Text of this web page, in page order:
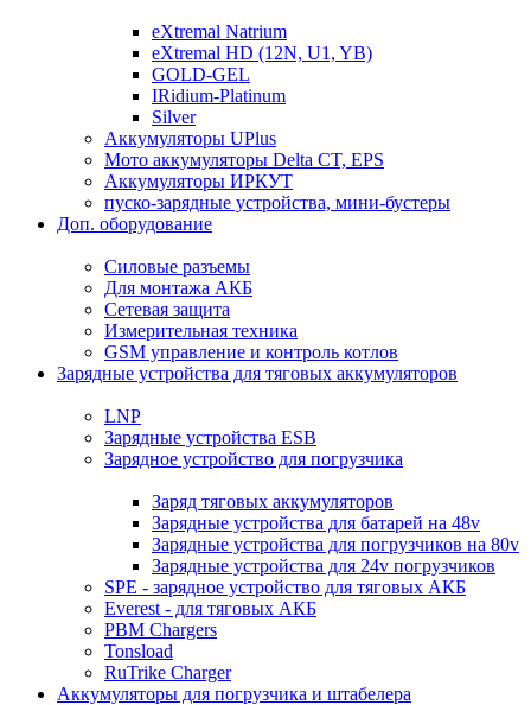
eXtremal Natrium
eXtremal HD (12N, U1, YB)
GOLD-GEL
IRidium-Platinum
Silver
Аккумуляторы UPlus
Мото аккумуляторы Delta CT, EPS
Аккумуляторы ИРКУТ
пуско-зарядные устройства, мини-бустеры
Доп. оборудование
Силовые разъемы
Для монтажа АКБ
Сетевая защита
Измерительная техника
GSM управление и контроль котлов
Зарядные устройства для тяговых аккумуляторов
LNP
Зарядные устройства ESB
Зарядное устройство для погрузчика
Заряд тяговых аккумуляторов
Зарядные устройства для батарей на 48v
Зарядные устройства для погрузчиков на 80v
Зарядные устройства для 24v погрузчиков
SPE - зарядное устройство для тяговых АКБ
Everest - для тяговых АКБ
PBM Chargers
Tonsload
RuTrike Charger
Аккумуляторы для погрузчика и штабелера